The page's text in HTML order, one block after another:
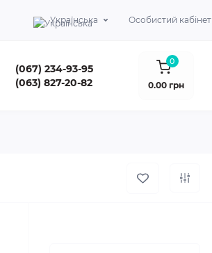
Українська Особистий кабінет
(067) 234-93-95
(063) 827-20-82
0
0.00 грн